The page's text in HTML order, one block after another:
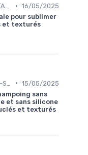
Produits Spécifiques (Anti-Frisottis, Hydratants) • 16/05/2025
pour sublimer
et texturés
• 15/05/2025
sans
et sans silicone
et texturés